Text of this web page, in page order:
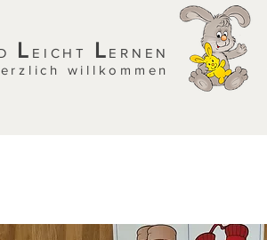
L EICHT L ERNEN
willkommen